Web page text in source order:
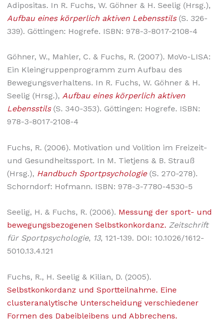
Adipositas. In R. Fuchs, W. Göhner & H. Seelig (Hrsg.),
Aufbau eines körperlich aktiven Lebensstils (S. 326-
339). Göttingen: Hogrefe. ISBN: 978-3-8017-2108-4
Göhner, W., Mahler, C. & Fuchs, R. (2007). MoVo-LISA:
Ein Kleingruppenprogramm zum Aufbau des
Bewegungsverhaltens. In R. Fuchs, W. Göhner & H.
Seelig (Hrsg.), Aufbau eines körperlich aktiven
Lebensstils(S. 340-353). Göttingen: Hogrefe. ISBN:
978-3-8017-2108-4
Fuchs, R. (2006). Motivation und Volition im Freizeit-
und Gesundheitssport. In M. Tietjens & B. Strauß
(Hrsg.), Handbuch Sportpsychologie(S. 270-278).
Schorndorf: Hofmann. ISBN: 978-3-7780-4530-5
Seelig, H. & Fuchs, R. (2006). Messung der sport- und
bewegungsbezogenen Selbstkonkordanz. Zeitschrift
für Sportpsychologie, 13, 121-139. DOI: 10.1026/1612-
5010.13.4.121
Fuchs, R., H. Seelig & Kilian, D. (2005).
Selbstkonkordanz und Sportteilnahme. Eine
clusteranalytische Unterscheidung verschiedener
Formen des Dabeibleibens und Abbrechens.